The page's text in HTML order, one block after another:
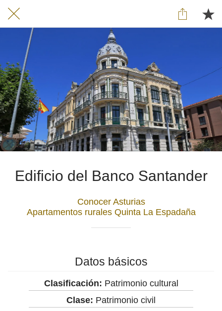
Edificio del Banco Santander
Conocer Asturias
Apartamentos rurales Quinta La Espadaña
Datos básicos
Clasificación: Patrimonio cultural
Clase: Patrimonio civil